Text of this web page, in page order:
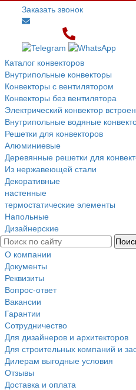
Заказать звонок
Каталог конвекторов
Внутрипольные конвекторы
Конвекторы с вентилятором
Конвекторы без вентилятора
Электрический конвектор
Внутрипольные водяные
Решетки для конвекторов
Алюминиевые
Деревянные решетки для
Из нержавеющей стали
Декоративные
настенные
термостатические элементы
Напольные
Дизайнерские
О компании
Документы
Реквизиты
Вопрос-ответ
Вакансии
Гарантии
Сотрудничество
Для дизайнеров и архитекторов
Для строительных компаний и
Дилерам выгодные условия
Отзывы
Доставка и оплата